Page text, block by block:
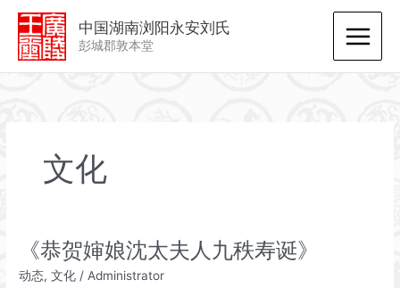
中国湖南浏阳永安刘氏
彭城郡敦本堂
文化
《恭贺婶娘沈太夫人九秩寿诞》
动态,文化 /Administrator